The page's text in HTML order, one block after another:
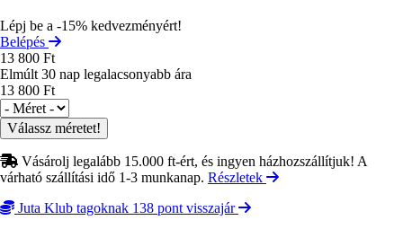
Lépj be a -15% kedvezményért!
Belépés
13 800 Ft
Elmúlt 30 nap legalacsonyabb ára
13 800 Ft
Méret
Vásárolj legalább 15.000 ft-ért, és ingyen házhozszállítjuk! A
várható szállítási idő 1-3 munkanap. Részletek
Juta Klub tagoknak 138 pont visszajár